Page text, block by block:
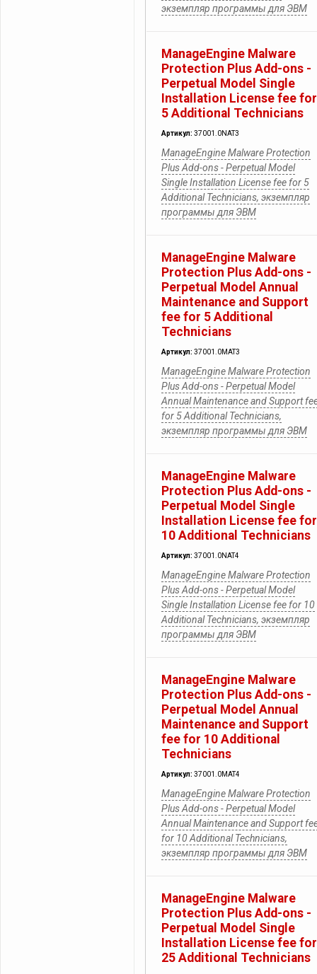
экземпляр программы для ЭВМ
ManageEngine Malware
Protection Plus Add-ons -
Perpetual Model Single
Installation License fee for
5 Additional Technicians
Артикул: 37001.0NAT3
ManageEngine Malware Protection
Plus Add-ons - Perpetual Model
Single Installation License fee for 5
Additional Technicians, экземпляр
программы для ЭВМ
ManageEngine Malware
Protection Plus Add-ons -
Perpetual Model Annual
Maintenance and Support
fee for 5 Additional
Technicians
Артикул: 37001.0MAT3
ManageEngine Malware Protection
Plus Add-ons - Perpetual Model
Annual Maintenance and Support
for 5 Additional Technicians,
экземпляр программы для ЭВМ
ManageEngine Malware
Protection Plus Add-ons -
Perpetual Model Single
Installation License fee for
10 Additional Technicians
Артикул: 37001.0NAT4
ManageEngine Malware Protection
Plus Add-ons - Perpetual Model
Single Installation License fee for 10
Additional Technicians, экземпляр
программы для ЭВМ
ManageEngine Malware
Protection Plus Add-ons -
Perpetual Model Annual
Maintenance and Support
fee for 10 Additional
Technicians
Артикул: 37001.0MAT4
ManageEngine Malware Protection
Plus Add-ons - Perpetual Model
Annual Maintenance and Support
for 10 Additional Technicians,
экземпляр программы для ЭВМ
ManageEngine Malware
Protection Plus Add-ons -
Perpetual Model Single
Installation License fee for
25 Additional Technicians